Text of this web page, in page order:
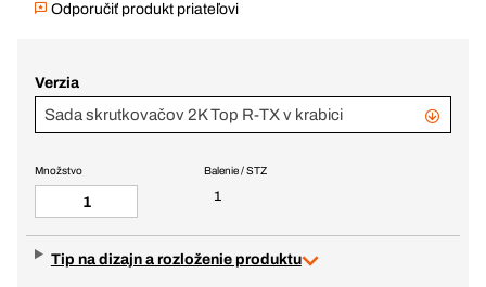
Odporučiť produkt priateľovi
Verzia
Sada skrutkovačov 2K Top R-TX v krabici
Balenie / STZ
1
Množstvo
Tip na dizajn a rozloženie produktu